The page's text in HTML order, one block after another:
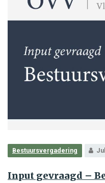
Bestuursvergadering
Input gevraagd –